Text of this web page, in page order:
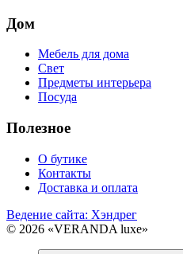
Дом
Мебель для дома
Свет
Предметы интерьера
Посуда
Полезное
О бутике
Контакты
Доставка и оплата
Ведение сайта: Хэндрег
© 2026 «VERANDA luxe»